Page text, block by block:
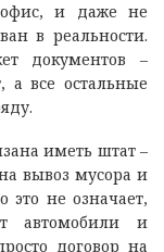
офис, и даже не
в реальности.
документов –
а все остальные
иметь штат –
вывоз мусора и
это не означает,
автомобили и
договор на